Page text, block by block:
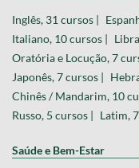
Inglês, 31 cursos |
Italiano, 10 cursos |
Oratória e Locução, 7
Japonês, 7 cursos |
Chinês / Mandarim, 10
Russo, 5 cursos | Latim,
Saúde e Bem-Estar